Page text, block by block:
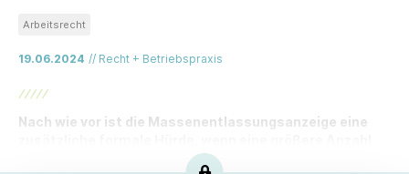
19.06.2024 // Recht + Betriebspraxis
Arbeitsrecht
Nach wie vor ist die Massenentlassungsanzeige eine
von Mitarbeitern gekündigt werden muss.